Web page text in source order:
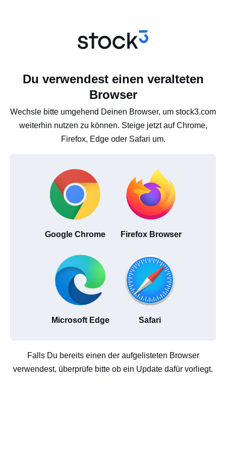
Du verwendest einen veralteten
Browser
Wechsle bitte umgehend Deinen Browser, um stock3.com
weiterhin nutzen zu können. Steige jetzt auf Chrome,
Firefox, Edge oder Safari um.
Google Chrome Firefox Browser
Microsoft Edge Safari
Falls Du bereits einen der aufgelisteten Browser
verwendest, überprüfe bitte ob ein Update dafür vorliegt.